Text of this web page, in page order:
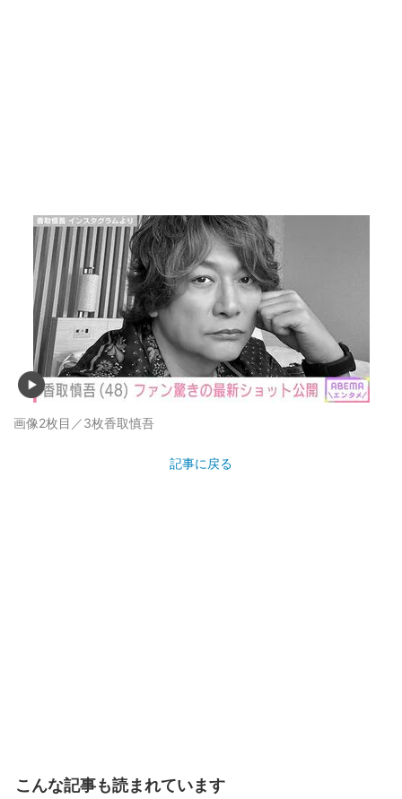
画像2枚目／3枚香取慎吾
記事に戻る
こんな記事も読まれています